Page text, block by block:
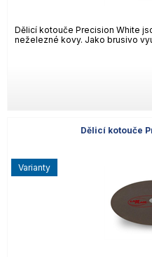
Dělicí kotouče Precision White
neželezné kovy. Jako brusivo
Dělicí kotouče
varianty